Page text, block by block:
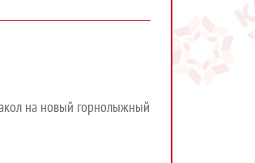
на новый горнолыжный